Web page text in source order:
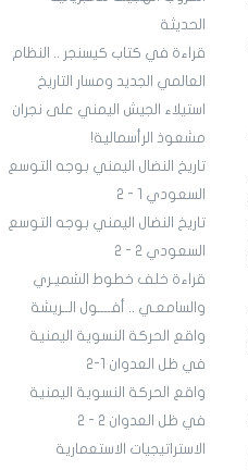
الحديثة
قراءة في كتاب كيسنجر .. النظام
العالمي الجديد ومسار التاريخ
استيلاء الجيش اليمني على نجران
مشعوذ الرأسمالية!
تاريخ النضال اليمني بوجه التوسع
السعودي 1 - 2
تاريخ النضال اليمني بوجه التوسع
السعودي 2 - 2
قراءة خلف خطوط الشميـري
والسامعـي .. أفــــول الــريشة
واقع الحركة النسوية اليمنية
في ظل العدوان 1-2
واقع الحركة النسوية اليمنية
في ظل العدوان 2 - 2
الاستراتيجيات الاستعمارية